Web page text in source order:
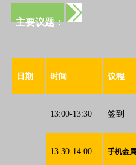
主要议题：
日期 时间 议程
13:00-13:30 签到
13:30-14:00 手机金